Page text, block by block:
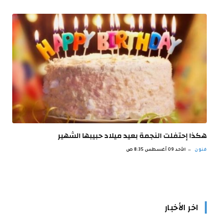
هكذا إحتفلت النجمة بعيد ميلاد حبيبها الشهير
فنون الأحد 09 أغسطس 8:35 ص
اخر الأخبار